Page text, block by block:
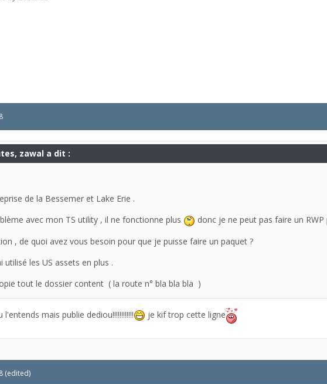
zawal a dit :
de la Bessemer et Lake Erie .
avec mon TS utility , il ne fonctionne plus
donc je ne peut pas faire un
, de quoi avez vous besoin pour que je puisse faire un paquet ?
utilisé les US assets en plus .
tout le dossier content ( la route n° bla bla bla )
mais publie dediou!!!!!!!!!!!! je kif trop cette ligne
(edited)